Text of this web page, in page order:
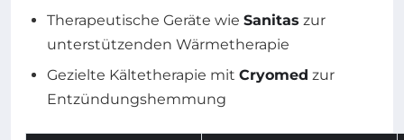
Therapeutische Geräte wie Sanitas zur
unterstützenden Wärmetherapie
Gezielte Kältetherapie mit Cryomed zur
Entzündungshemmung